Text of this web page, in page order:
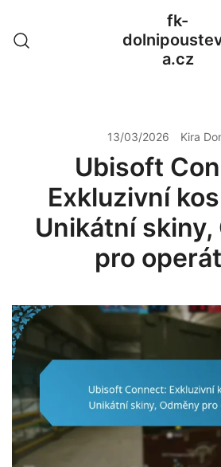
content
fk-
a.cz
13/03/2026 Kira
Ubisoft
Exkluzivní
Unikátní skiny,
pro